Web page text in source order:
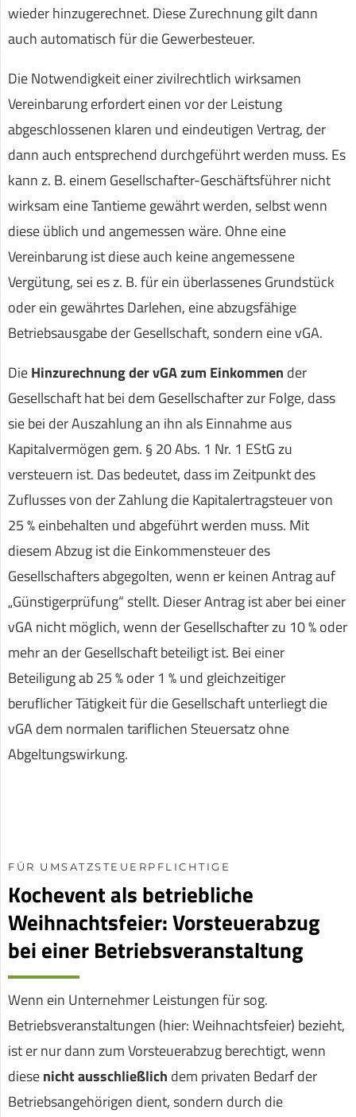
wieder hinzugerechnet. Diese Zurechnung gilt dann
auch automatisch für die Gewerbesteuer.
Die Notwendigkeit einer zivilrechtlich wirksamen
Vereinbarung erfordert einen vor der Leistung
abgeschlossenen klaren und eindeutigen Vertrag, der
dann auch entsprechend durchgeführt werden muss. Es
kann z. B. einem Gesellschafter-Geschäftsführer nicht
wirksam eine Tantieme gewährt werden, selbst wenn
diese üblich und angemessen wäre. Ohne eine
Vereinbarung ist diese auch keine angemessene
Vergütung, sei es z. B. für ein überlassenes Grundstück
oder ein gewährtes Darlehen, eine abzugsfähige
Betriebsausgabe der Gesellschaft, sondern eine vGA.
DieHinzurechnung der vGA zum Einkommen der
Gesellschaft hat bei dem Gesellschafter zur Folge, dass
sie bei der Auszahlung an ihn als Einnahme aus
Kapitalvermögen gem. § 20 Abs. 1 Nr. 1 EStG zu
versteuern ist. Das bedeutet, dass im Zeitpunkt des
Zuflusses von der Zahlung die Kapitalertragsteuer von
25 % einbehalten und abgeführt werden muss. Mit
diesem Abzug ist die Einkommensteuer des
Gesellschafters abgegolten, wenn er keinen Antrag auf
„Günstigerprüfung“ stellt. Dieser Antrag ist aber bei einer
vGA nicht möglich, wenn der Gesellschafter zu 10 % oder
mehr an der Gesellschaft beteiligt ist. Bei einer
Beteiligung ab 25 % oder 1 % und gleichzeitiger
beruflicher Tätigkeit für die Gesellschaft unterliegt die
vGA dem normalen tariflichen Steuersatz ohne
Abgeltungswirkung.
FÜR UMSATZSTEUERPFLICHTIGE
Kochevent als betriebliche
Weihnachtsfeier: Vorsteuerabzug
bei einer Betriebsveranstaltung
Wenn ein Unternehmer Leistungen für sog.
Betriebsveranstaltungen (hier: Weihnachtsfeier) bezieht,
ist er nur dann zum Vorsteuerabzug berechtigt, wenn
diesenicht ausschließlich dem privaten Bedarf der
Betriebsangehörigen dient, sondern durch die